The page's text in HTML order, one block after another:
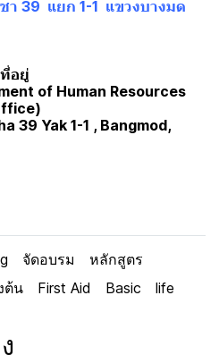
า 39 แยก 1-1 แขวงบางมด
อยู่
of Human Resources
39 Yak 1-1 , Bangmod,
จัดอบรม
หลักสูตร
ต้น First Aid Basic
life